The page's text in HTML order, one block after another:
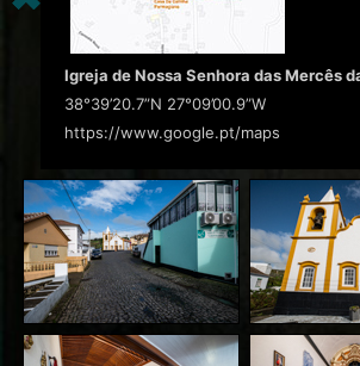
Igreja de Nossa Senhora das Mercês
38°39’20.7”N 27°09’00.9”W
https://www.google.pt/maps